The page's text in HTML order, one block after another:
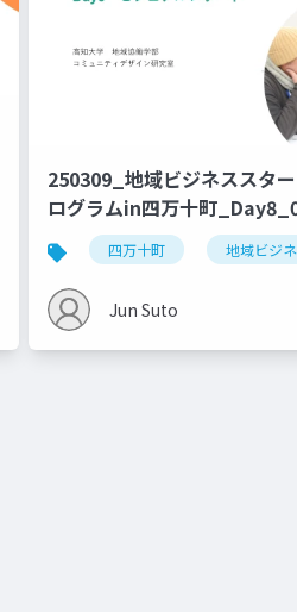
250309_地域ビジネススタ
ログラムin四万十町
四万十町 地域ビジ
Jun Suto